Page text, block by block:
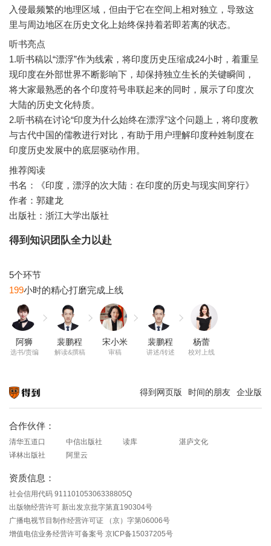
入侵最频繁的地理区域，但由于它在空间上相对独立，导致这
听书亮点
1.听书稿以“漂浮”作为线索，将印度历史压缩成24小时，着重呈
现印度在外部世界不断影响下，却保持独立生长的关键瞬间，
将大家最熟悉的各个印度符号串联起来的同时，展示了印度次
大陆的历史文化特质。
2.听书稿在讨论“印度为什么始终在漂浮”这个问题上，将印度教
与古代中国的儒教进行对比，有助于用户理解印度种姓制度在
推荐阅读
书名：《印度，漂浮的次大陆：在印度的历史与现实间穿行》
作者：郭建龙
出版社：浙江大学出版社
得到知识团队全力以赴
199
阿狮
选书/责编
裴鹏程
解读&撰稿
宋小米
审稿
裴鹏程
讲述/转述
杨蕾
校对上线
得到网页版 时间的朋友 企业版
合作伙伴：
清华五道口 中信出版社 读库
湛庐文化
译林出版社
阿里云
资质信息：
社会信用代码 91110105306338805Q
出版物经营许可 新出发京批字第直190304号
广播电视节目制作经营许可证 （京）字第06006号
增值电信业务经营许可备案号 京ICP备15037205号